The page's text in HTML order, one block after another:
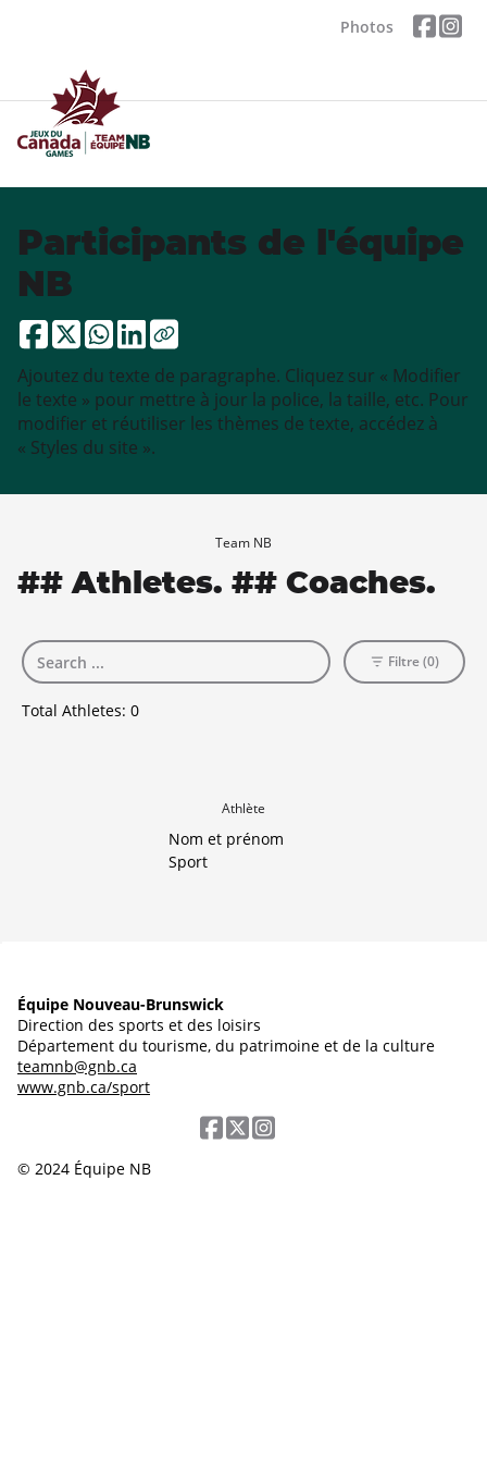
Photos
Participants de l'équipe
NB
Ajoutez du texte de paragraphe. Cliquez sur « Modifier
le texte » pour mettre à jour la police, la taille, etc. Pour
modifier et réutiliser les thèmes de texte, accédez à
« Styles du site ».
Team NB
## Athletes. ## Coaches.
Total Athletes: 0
Filtre (0)
Athlète
Nom et prénom
Sport
Équipe Nouveau-Brunswick
Direction des sports et des loisirs
Département du tourisme, du patrimoine et de la culture
teamnb@gnb.ca
www.gnb.ca/sport
© 2024 Équipe NB